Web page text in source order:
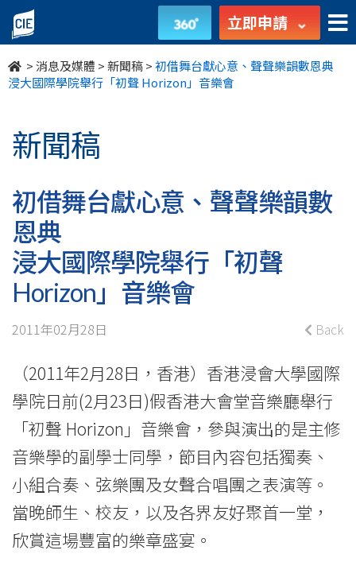
初
借
舞
獻
心
意、
聲
聲
樂
韻
數
恩
典
<br/>
浸
立即申請
>消息及媒體 >新聞稿>初借舞台獻心意、聲聲樂韻數恩典
浸大國際學院舉行「初聲 Horizon」音樂會
新聞稿
初借舞台獻心意、聲聲樂韻數
恩典
浸大國際學院舉行「初聲
Horizon」音樂會
2011年02月28日 Back
（2011年2月28日，香港）香港浸會大學國際
學院日前(2月23日)假香港大會堂音樂廳舉行
「初聲 Horizon」音樂會，參與演出的是主修
音樂學的副學士同學，節目內容包括獨奏、
小組合奏、弦樂團及女聲合唱團之表演等。
當晚師生、校友，以及各界友好聚首一堂，
欣賞這場豐富的樂章盛宴。